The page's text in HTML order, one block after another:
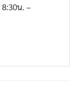
8:30น. –